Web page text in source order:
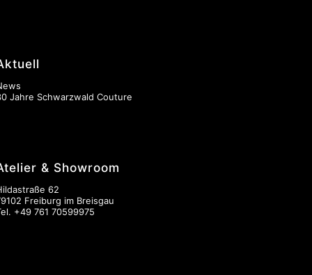
Jahre Schwarzwald Couture
& Showroom
62
Freiburg im Breisgau
+49 761 70599975